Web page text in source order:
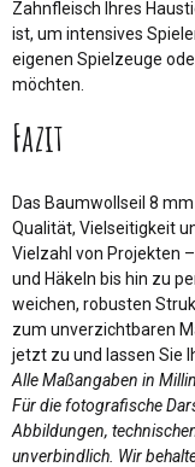
Zahnfleisch Ihres
ist, um intensives
eigenen Spielzeuge
möchten.
Fazit
Das Baumwollseil 8
Qualität, Vielseitigkeit
Vielzahl von Projekten
und Häkeln bis hin zu
weichen, robusten
zum unverzichtbaren
jetzt zu und lassen Sie
Alle Maßangaben in
Für die fotografische
Abbildungen,
unverbindlich. Wir